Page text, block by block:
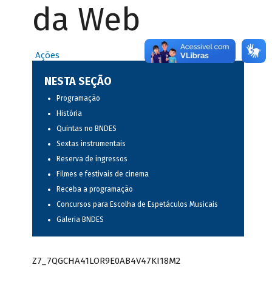
da Web
Ações
NESTA SEÇÃO
Programação
História
Quintas no BNDES
Sextas instrumentais
Reserva de ingressos
Filmes e festivais de cinema
Receba a programação
Concursos para Escolha de Espetáculos Musicais
Galeria BNDES
Z7_7QGCHA41LOR9E0AB4V47KI18M2